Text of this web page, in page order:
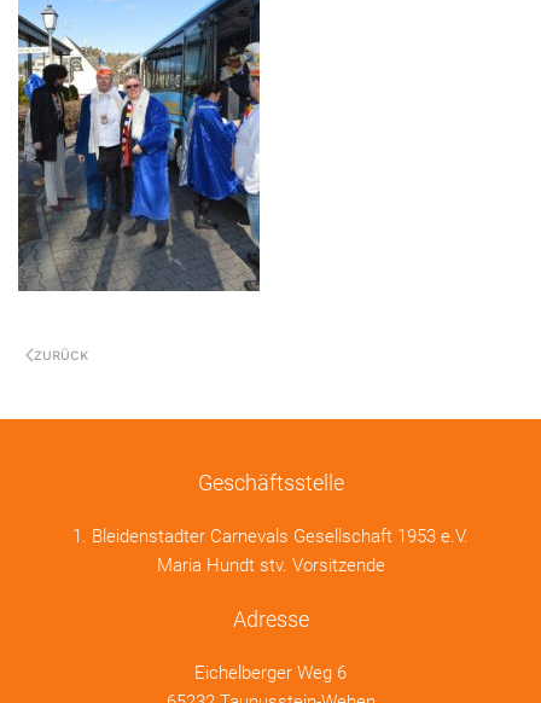
ZURÜCK
Geschäftsstelle
1. Bleidenstadter Carnevals Gesellschaft 1953 e.V.
Maria Hundt stv. Vorsitzende
Adresse
Eichelberger Weg 6